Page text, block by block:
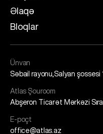
Əlaqə
Bloqlar
Ünvan
Səbail rayonu,Salyan şossesi
Atlas Şouroom
Abşeron Ticarət Mərkəzi
E-poçt
office@atlas.az